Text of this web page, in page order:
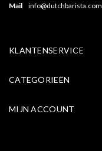
Mail info@dutchbarista.com
KLANTENSERVICE
CATEGORIEËN
MIJN ACCOUNT